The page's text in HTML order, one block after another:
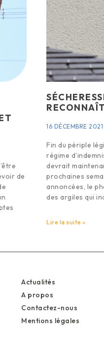
de
16 DÉCEMBRE 2021
Fin du périple
régime
devrait
prochaines
annoncées, le
des argiles qui
Lire la suite »
Actualités
A propos
Contactez-nous
Mentions légales